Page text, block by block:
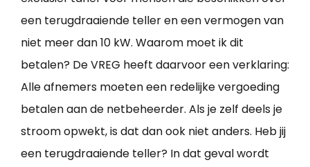
een terugdraaiende teller en een vermogen van
niet meer dan 10 kW. Waarom moet ik dit
betalen? De VREG heeft daarvoor een verklaring:
Alle afnemers moeten een redelijke vergoeding
betalen aan de netbeheerder. Als je zelf deels je
stroom opwekt, is dat dan ook niet anders. Heb jij
een terugdraaiende teller? In dat geval wordt